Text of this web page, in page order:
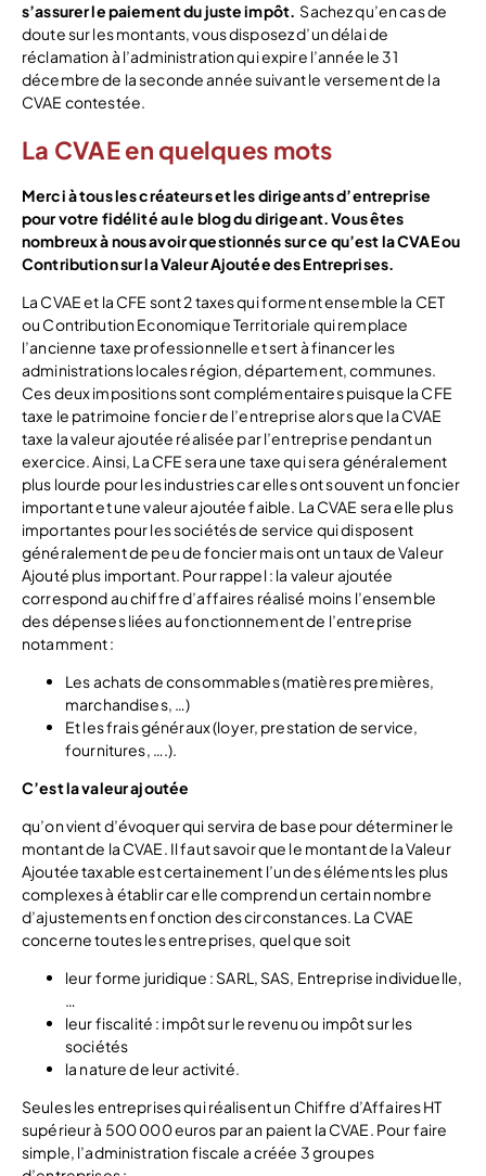
s’assurer le paiement du juste impôt. Sachez qu’en cas de
doute sur les montants, vous disposez d’un délai de
réclamation à l’administration qui expire l’année le 31
décembre de la seconde année suivant le versement de la
CVAE contestée.
La CVAE en quelques mots
Merci à tous les créateurs et les dirigeants d’entreprise
pour votre fidélité au le blog du dirigeant.Vous êtes
nombreux à nous avoir questionnés sur ce qu’est la CVAE ou
Contribution sur la Valeur Ajoutée des Entreprises.
La CVAE et la CFE sont 2 taxes qui forment ensemble la CET
ou Contribution Economique Territoriale qui remplace
l’ancienne taxe professionnelle et sert à financer les
administrations locales région, département, communes.
Ces deux impositions sont complémentaires puisque la CFE
taxe le patrimoine foncier de l’entreprise alors que la CVAE
taxe la valeur ajoutée réalisée par l’entreprise pendant un
exercice. Ainsi, La CFE sera une taxe qui sera généralement
plus lourde pour les industries car elles ont souvent un foncier
important et une valeur ajoutée faible. La CVAE sera elle plus
importantes pour les sociétés de service qui disposent
généralement de peu de foncier mais ont un taux de Valeur
Ajouté plus important. Pour rappel : la valeur ajoutée
correspond au chiffre d’affaires réalisé moins l’ensemble
des dépenses liées au fonctionnement de l’entreprise
notamment :
Les achats de consommables (matières premières,
marchandises, …)
Et les frais généraux (loyer, prestation de service,
fournitures, ….).
C’est la valeur ajoutée
qu’on vient d’évoquer qui servira de base pour déterminer le
montant de la CVAE. Il faut savoir que le montant de la Valeur
Ajoutée taxable est certainement l’un des éléments les plus
complexes à établir car elle comprend un certain nombre
d’ajustements en fonction des circonstances. La CVAE
concerne toutes les entreprises, quel que soit
leur forme juridique : SARL, SAS, Entreprise individuelle,
…
leur fiscalité : impôt sur le revenu ou impôt sur les
sociétés
la nature de leur activité.
Seules les entreprises qui réalisent un Chiffre d’Affaires HT
supérieur à 500 000 euros par an paient la CVAE. Pour faire
simple, l’administration fiscale a créée 3 groupes